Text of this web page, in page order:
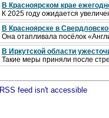
В Красноярском крае
К 2025 году ожидается
В Красноярске в
Она отапливала посёлок
В Иркутской области
Такие меры приняли после
RSS feed isn't accessible